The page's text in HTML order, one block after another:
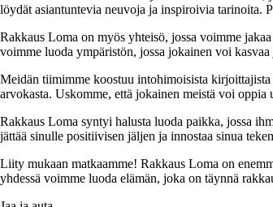
löydät asiantuntevia neuvoja ja inspiroivia tarinoita.
Rakkaus Loma on myös yhteisö, jossa voimme
voimme luoda ympäristön, jossa jokainen voi
Meidän tiimimme koostuu intohimoisista kirjoittajista
arvokasta. Uskomme, että jokainen meistä voi
Rakkaus Loma syntyi halusta luoda paikka, jossa
jättää sinulle positiivisen jäljen ja innostaa sinua
Liity mukaan matkaamme! Rakkaus Loma on
yhdessä voimme luoda elämän, joka on täynnä